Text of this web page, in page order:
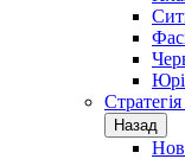
Назад